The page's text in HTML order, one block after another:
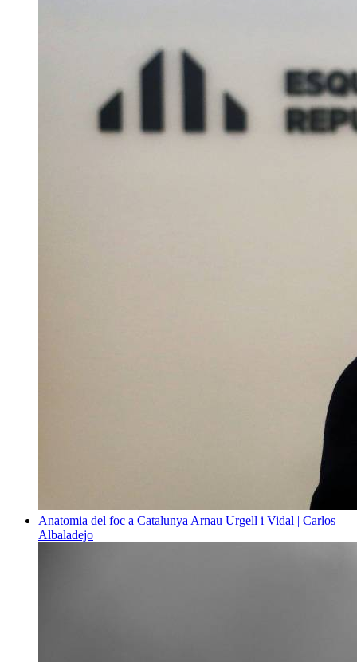
Anatomia del foc a Catalunya Arnau Urgell i Vidal | Carlos
Albaladejo